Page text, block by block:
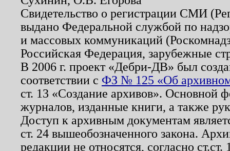
Свидетельство о регистрации СМИ
выдано Федеральной службой по
и массовых коммуникаций
Российская Федерация, зарубежные
В 2006 г. проект «Дебри-ДВ» был
соответствии с ФЗ № 125 «Об
ст. 13 «Создание архивов». Основной
журналов, изданные книги, а также
Доступ к архивным документам
ст. 24 вышеобозначенного закона.
редакции не относятся, согласно